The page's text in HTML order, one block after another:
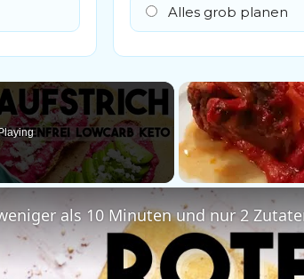
Alles grob planen
als 10 Minuten und nur 2